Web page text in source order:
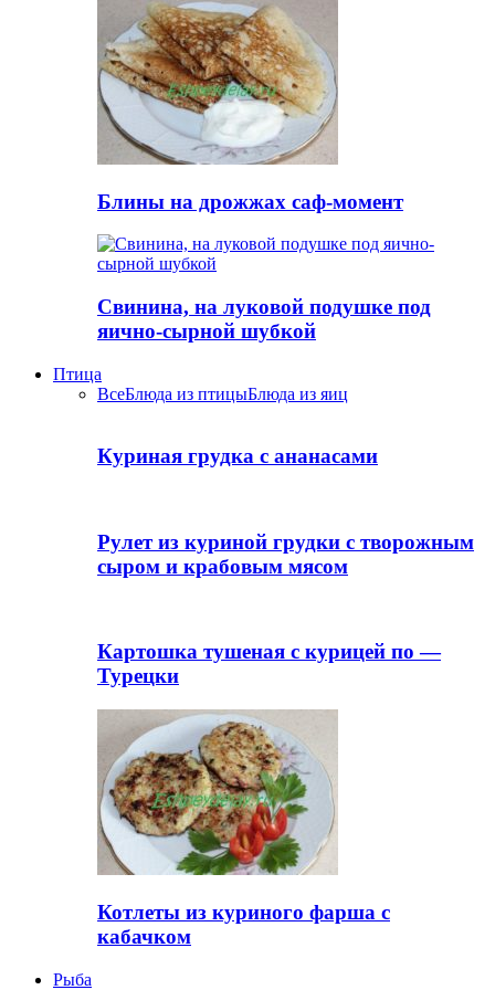
Блины на дрожжах саф-момент
Свинина, на луковой подушке под
яично-сырной шубкой
Птица
ВсеБлюда из птицыБлюда из яиц
Куриная грудка с ананасами
Рулет из куриной грудки с творожным
сыром и крабовым мясом
Картошка тушеная с курицей по —
Турецки
Котлеты из куриного фарша с
кабачком
Рыба